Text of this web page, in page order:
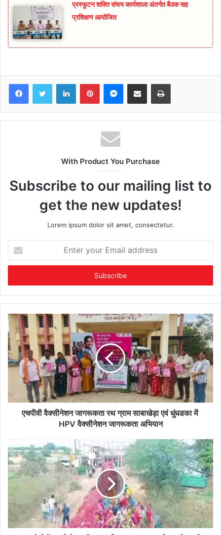
प्रस्फुटन शक्ति संचय कार्यशाला अंतर्गत बैठक सह
प्रशिक्षण आयोजित
FacebookTwitter LinkedInPinterestMessenger
Share via Email Print
With Product You Purchase
Subscribe to our mailing list to
get the new updates!
Lorem ipsum dolor sit amet, consectetur.
your
Email
एचपीवी वैक्सीनेशन जागरूकता रथ ग्राम साबाखेड़ा एवं धुंधडका में
HPV वैक्सीनेशन जागरूकता अभियान